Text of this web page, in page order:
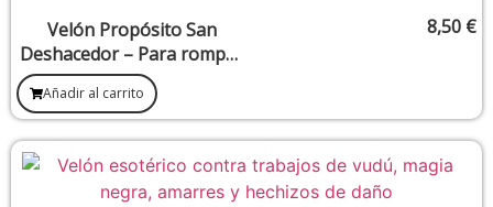
Velón Propósito San
Deshacedor – Para romper
bloqueos, hechizos y
amarres no deseados
8,50 €
Añadir al carrito